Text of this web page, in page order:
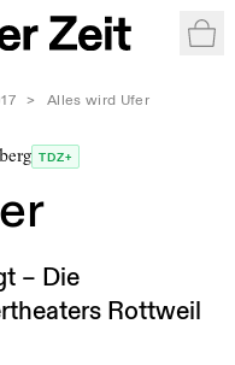
> Alles wird Ufer
TDZ+
– Die
Rottweil